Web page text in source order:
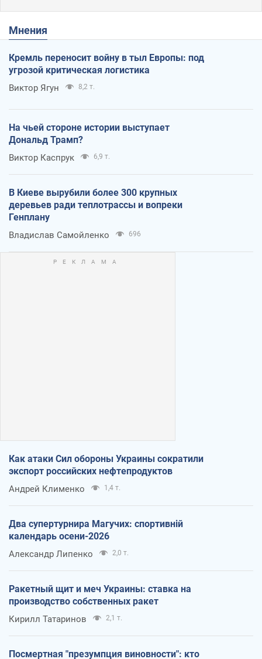
Мнения
Кремль переносит войну в тыл Европы: под
угрозой критическая логистика
Виктор Ягун 8,2 т.
На чьей стороне истории выступает
Дональд Трамп?
Виктор Каспрук 6,9 т.
В Киеве вырубили более 300 крупных
деревьев ради теплотрассы и вопреки
Генплану
Владислав Самойленко 696
Как атаки Сил обороны Украины сократили
экспорт российских нефтепродуктов
Андрей Клименко 1,4 т.
Два супертурнира Магучих: спортивній
календарь осени-2026
Александр Липенко 2,0 т.
Ракетный щит и меч Украины: ставка на
производство собственных ракет
Кирилл Татаринов 2,1 т.
Посмертная "презумпция виновности": кто